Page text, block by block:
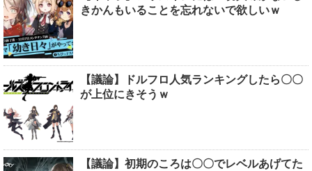
きかんもいることを忘れないで欲しいｗ
【議論】ドルフロ人気ランキングしたら〇〇
が上位にきそうｗ
【議論】初期のころは〇〇でレベルあげてた